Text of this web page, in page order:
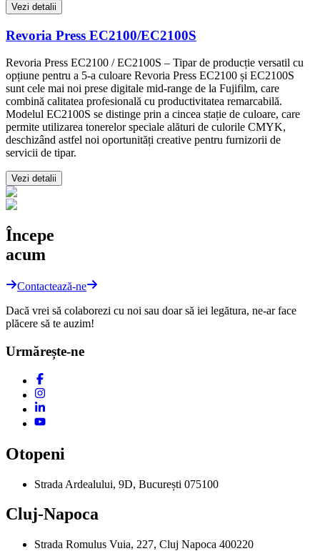
Vezi detalii
Revoria Press EC2100/EC2100S
Revoria Press EC2100 / EC2100S – Tipar de producție versatil cu
opțiune pentru a 5-a culoare Revoria Press EC2100 și EC2100S
sunt cele mai noi prese digitale mid-range de la Fujifilm, care
combină calitatea profesională cu productivitatea remarcabilă.
Modelul EC2100S se distinge prin a cincea stație de culoare, care
permite utilizarea tonerelor speciale alături de culorile CMYK,
deschizând astfel noi oportunități creative pentru furnizorii de
servicii de tipar.
Vezi detalii
Începe
acum
Contactează-ne
Dacă vrei să colaborezi cu noi sau doar să iei legătura, ne-ar face
plăcere să te auzim!
Urmărește-ne
Otopeni
Strada Ardealului, 9D, București 075100
Cluj-Napoca
Strada Romulus Vuia, 227, Cluj Napoca 400220